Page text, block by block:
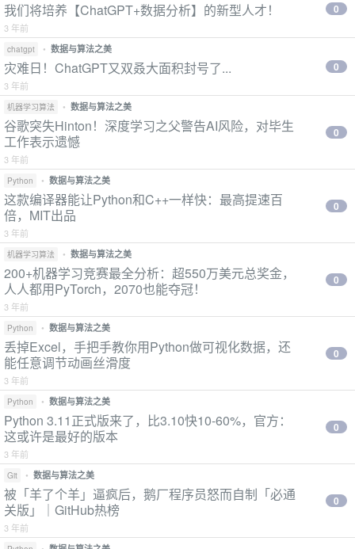
我们将培养【ChatGPT+数据分析】的新型人才！
3 年前
0
chatgpt • 数据与算法之美
灾难日！ChatGPT又双叒大面积封号了...
3 年前
0
机器学习算法 • 数据与算法之美
谷歌突失Hinton！深度学习之父警告AI风险，对毕生
工作表示遗憾
3 年前
0
Python • 数据与算法之美
这款编译器能让Python和C++一样快：最高提速百
倍，MIT出品
3 年前
0
机器学习算法 • 数据与算法之美
200+机器学习竞赛最全分析：超550万美元总奖金，
人人都用PyTorch，2070也能夺冠！
3 年前
0
Python • 数据与算法之美
丢掉Excel，手把手教你用Python做可视化数据，还
能任意调节动画丝滑度
3 年前
0
Python • 数据与算法之美
Python 3.11正式版来了，比3.10快10-60%，官方：
这或许是最好的版本
3 年前
0
Git • 数据与算法之美
被「羊了个羊」逼疯后，鹅厂程序员怒而自制「必通
关版」｜GitHub热榜
3 年前
0